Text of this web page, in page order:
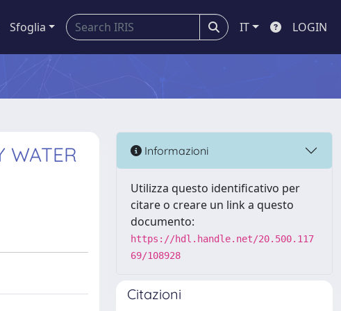
Sfoglia IT LOGIN
WATER
Informazioni
Utilizza questo identificativo per
citare o creare un link a questo
documento:
https://hdl.handle.net/20.500.117
69/108928
Citazioni